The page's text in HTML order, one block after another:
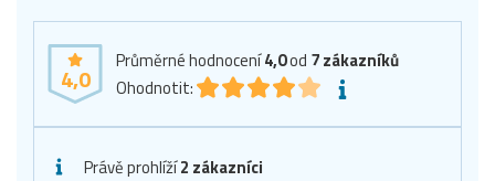
4,0
Průměrné hodnocení4,0od 7zákazníků
Ohodnotit:
Právě prohlíží2 zákazníci